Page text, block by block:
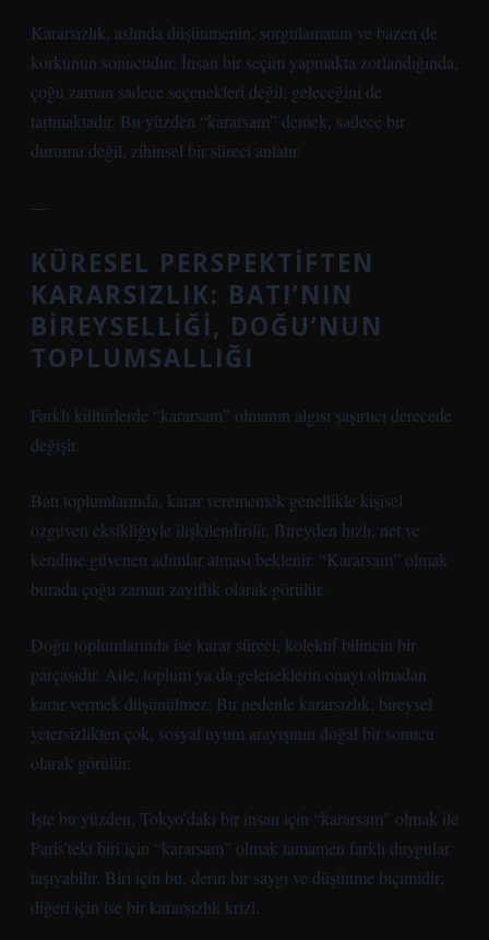
Kararsızlık, aslında düşünmenin, sorgulamanın ve bazen de
korkunun sonucudur. İnsan bir seçim yapmakta zorlandığında,
çoğu zaman sadece seçenekleri değil, geleceğini de
tartmaktadır. Bu yüzden “kararsam” demek, sadece bir
durumu değil, zihinsel bir süreci anlatır.
—
KÜRESEL PERSPEKTIFTEN
KARARSIZLIK: BATI’NIN
BIREYSELLIĞI, DOĞU’NUN
TOPLUMSALLIĞI
Farklı kültürlerde “kararsam” olmanın algısı şaşırtıcı derecede
değişir.
Batı toplumlarında, karar verememek genellikle kişisel
özgüven eksikliğiyle ilişkilendirilir. Bireyden hızlı, net ve
kendine güvenen adımlar atması beklenir. “Kararsam” olmak
burada çoğu zaman zayıflık olarak görülür.
Doğu toplumlarında ise karar süreci, kolektif bilincin bir
parçasıdır. Aile, toplum ya da geleneklerin onayı olmadan
karar vermek düşünülmez. Bu nedenle kararsızlık, bireysel
yetersizlikten çok, sosyal uyum arayışının doğal bir sonucu
olarak görülür.
İşte bu yüzden, Tokyo’daki bir insan için “kararsam” olmak ile
Paris’teki biri için “kararsam” olmak tamamen farklı duygular
taşıyabilir. Biri için bu, derin bir saygı ve düşünme biçimidir;
diğeri için ise bir kararsızlık krizi.